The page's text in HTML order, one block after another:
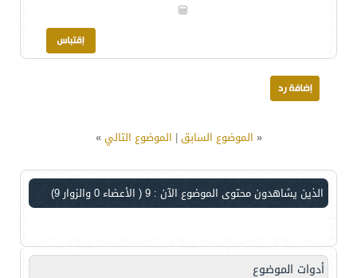
« الموضوع السابق| الموضوع التالي»
الذين يشاهدون محتوى الموضوع الآن : 9 ( الأعضاء 0 والزوار 9)
أدوات الموضوع